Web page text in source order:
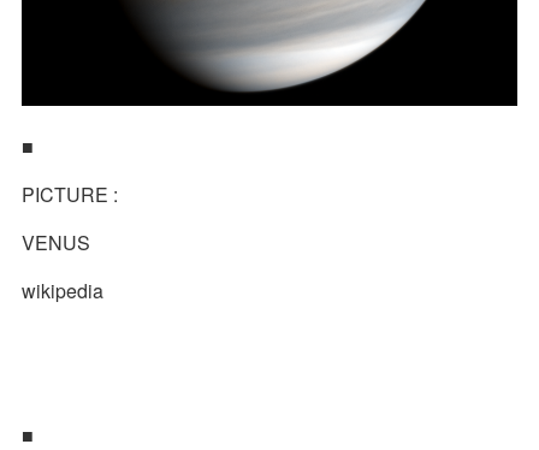
■
PICTURE :
VENUS
wikipedia
■